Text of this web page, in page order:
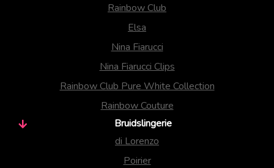
Rainbow Club
Elsa
Nina Fiarucci
Nina Fiarucci Clips
Rainbow Club Pure White Collection
Rainbow Couture
Bruidslingerie
di Lorenzo
Poirier